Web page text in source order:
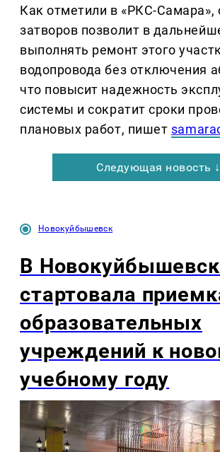
Как отметили в «РКС-Самара»,
затворов позволит в
выполнять ремонт этого
водопровода без отключения
что повысит надежность
системы и сократит сроки
плановых работ, пишет
Следующая новость ↓
Новокуйбышевск
В
стартовала
образовательных
учреждений к
учебному году